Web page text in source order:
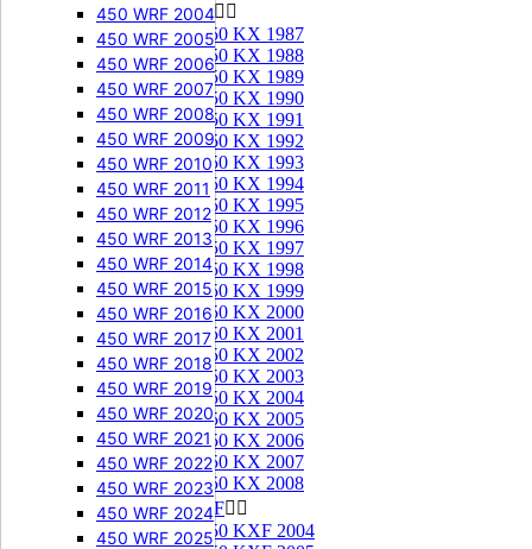
450 WRF 2004
450 WRF 2005
450 WRF 2006
450 WRF 2007
450 WRF 2008
450 WRF 2009
450 WRF 2010
450 WRF 2011
450 WRF 2012
450 WRF 2013
450 WRF 2014
450 WRF 2015
450 WRF 2016
450 WRF 2017
450 WRF 2018
450 WRF 2019
450 WRF 2020
450 WRF 2021
450 WRF 2022
450 WRF 2023
450 WRF 2024
450 WRF 2025
250 KX 
250 KX 1987
250 KX 1988
250 KX 1989
250 KX 1990
250 KX 1991
250 KX 1992
250 KX 1993
250 KX 1994
250 KX 1995
250 KX 1996
250 KX 1997
250 KX 1998
250 KX 1999
250 KX 2000
250 KX 2001
250 KX 2002
250 KX 2003
250 KX 2004
250 KX 2005
250 KX 2006
250 KX 2007
250 KX 2008
250 KXF 
250 KXF 2004